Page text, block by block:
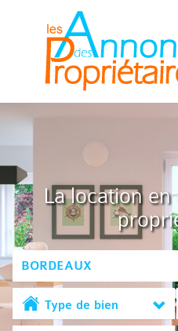
La location
Type de bien